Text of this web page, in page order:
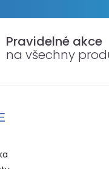
Pravidelné akce
na všechny